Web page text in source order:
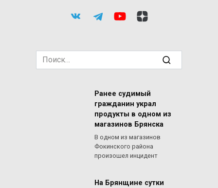
Search
for:
Ранее судимый
гражданин украл
продукты в одном из
магазинов Брянска
В одном из магазинов
Фокинского района
произошел инцидент
На Брянщине сутки